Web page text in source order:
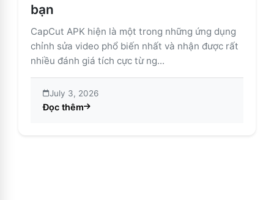
bạn
CapCut APK hiện là một trong những ứng dụng
chỉnh sửa video phổ biến nhất và nhận được rất
nhiều đánh giá tích cực từ ng...
July 3, 2026
Đọc thêm
about Kỹ thuật chỉnh sửa nâng cao trong CapCut